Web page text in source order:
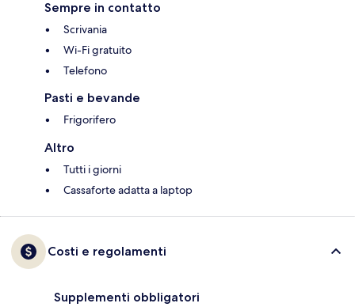
Sempre in contatto
Scrivania
Wi-Fi gratuito
Telefono
Pasti e bevande
Frigorifero
Altro
Tutti i giorni
Cassaforte adatta a laptop
Costi e regolamenti
Supplementi obbligatori